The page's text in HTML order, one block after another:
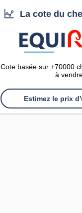
La cote du
Cote basée sur +70000
à
Estimez le prix